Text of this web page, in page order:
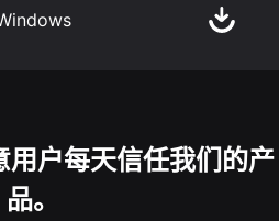
户每天信任我们的产
品。